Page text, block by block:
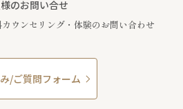
のお問い合せ
ウンセリング・体験のお問い合わせ
/ご質問フォーム